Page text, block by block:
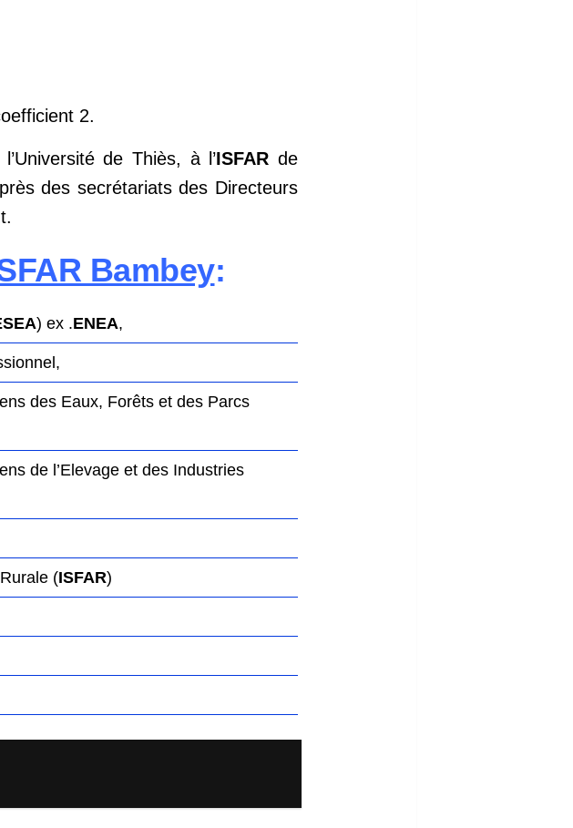
2.
de Thiès, à l’ISFAR de
des secrétariats des Directeurs
Bambey:
) ex .ENEA,
des Eaux, Forêts et des Parcs
de l’Elevage et des Industries
(ISFAR)